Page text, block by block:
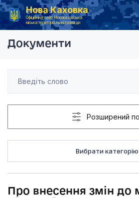
Нова Каховка
Офіційний сайт Новокаховської
міської територіальної громади
Головна Проекти рішень Новокаховської міської ради
Документи
Розширений
Вибрати категорію
Про внесення змін до